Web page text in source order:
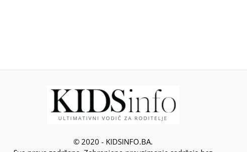
© 2020 - KIDSINFO.BA.